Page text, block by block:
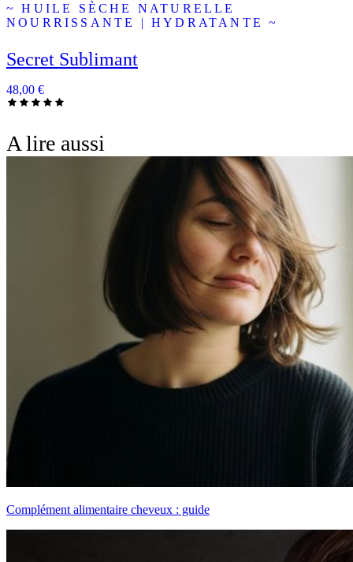
~ HUILE SÈCHE NATURELLE
NOURRISSANTE | HYDRATANTE ~
Secret Sublimant
48,00 €
A lire aussi
Complément alimentaire cheveux : guide